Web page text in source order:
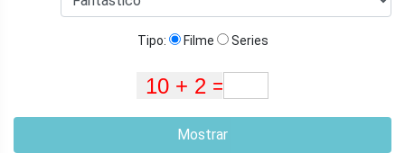
Tipo: Filme Series
Mostrar